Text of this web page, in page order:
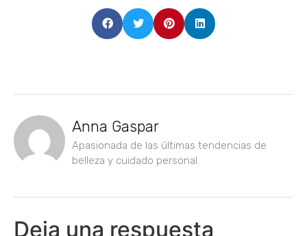
Anna Gaspar
Apasionada de las últimas tendencias de
belleza y cuidado personal.
Deja una respuesta